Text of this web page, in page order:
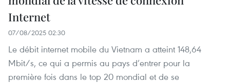
Internet
07/08/2025 02:30
Le débit internet mobile du Vietnam a atteint 148,64
Mbit/s, ce qui a permis au pays d’entrer pour la
première fois dans le top 20 mondial et de se